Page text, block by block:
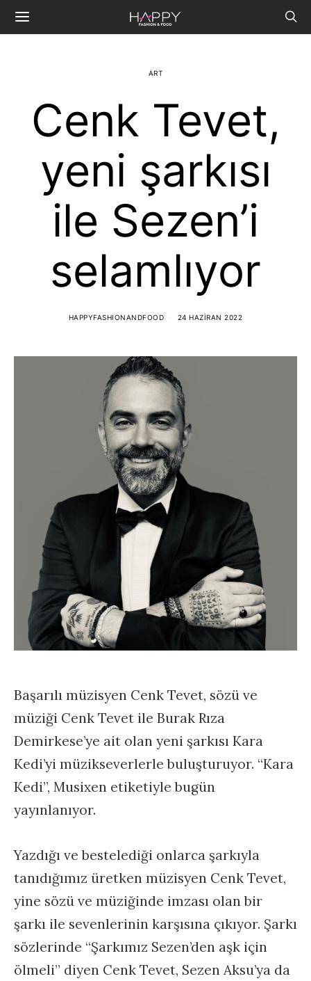
ART
Cenk Tevet,
yeni şarkısı
ile Sezen’i
selamlıyor
HAPPYFASHIONANDFOOD 24 HAZIRAN 2022
Başarılı müzisyen Cenk Tevet, sözü ve
müziği Cenk Tevet ile Burak Rıza
Demirkese’ye ait olan yeni şarkısı Kara
Kedi’yi müzikseverlerle buluşturuyor. “Kara
Kedi”, Musixen etiketiyle bugün
yayınlanıyor.
Yazdığı ve bestelediği onlarca şarkıyla
tanıdığımız üretken müzisyen Cenk Tevet,
yine sözü ve müziğinde imzası olan bir
şarkı ile sevenlerinin karşısına çıkıyor. Şarkı
sözlerinde “Şarkımız Sezen’den aşk için
ölmeli” diyen Cenk Tevet, Sezen Aksu’ya da